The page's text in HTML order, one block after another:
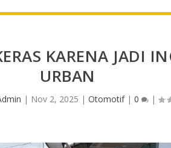
KARENA JADI
URBAN
| Nov 2, 2025 | Otomotif| 0 |